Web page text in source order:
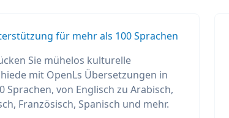
für mehr als 100 Sprachen
Sie mühelos kulturelle
mit OpenLs Übersetzungen in
Sprachen, von Englisch zu Arabisch,
Französisch, Spanisch und mehr.